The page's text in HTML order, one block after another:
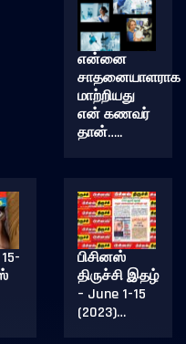
என்னை
சாதனையாளராக
மாற்றியது
என் கணவர்
தான்…..
பிசினஸ்
திருச்சி இதழ்
– June 1-15
(2023)…